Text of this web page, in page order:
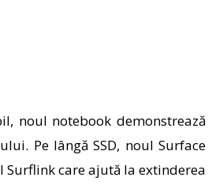
, noul notebook demonstrează
Pe lângă SSD, noul Surface
care ajută la extinderea